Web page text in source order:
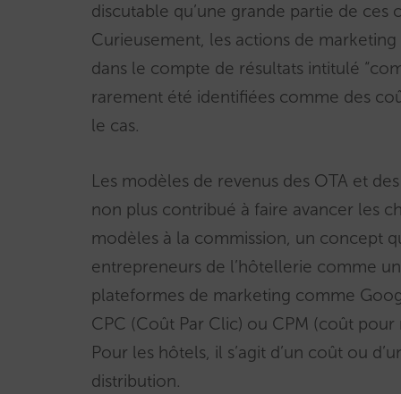
discutable qu’une grande partie de
Curieusement, les actions de
dans le compte de résultats intitulé
rarement été identifiées comme des
le cas.
Les modèles de revenus des OTA et
non plus contribué à faire avancer les
modèles à la commission, un concept
entrepreneurs de l’hôtellerie comme
plateformes de marketing comme
CPC (Coût Par Clic) ou CPM (coût pour
Pour les hôtels, il s’agit d’un coût ou
distribution.